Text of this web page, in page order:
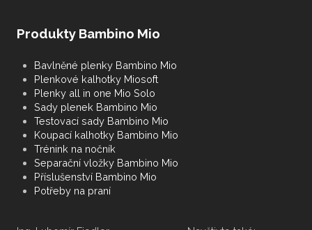
Produkty Bambino Mio
Bavlněné plenky Bambino Mio
Plenkové kalhotky Miosoft
Plenky all in one Mio Solo
Sady plenek Bambino Mio
Testovací sady Bambino Mio
Koupací kalhotky Bambino Mio
Trénink na nočník
Separační vložky Bambino Mio
Příslušenství Bambino Mio
Potřeby na praní